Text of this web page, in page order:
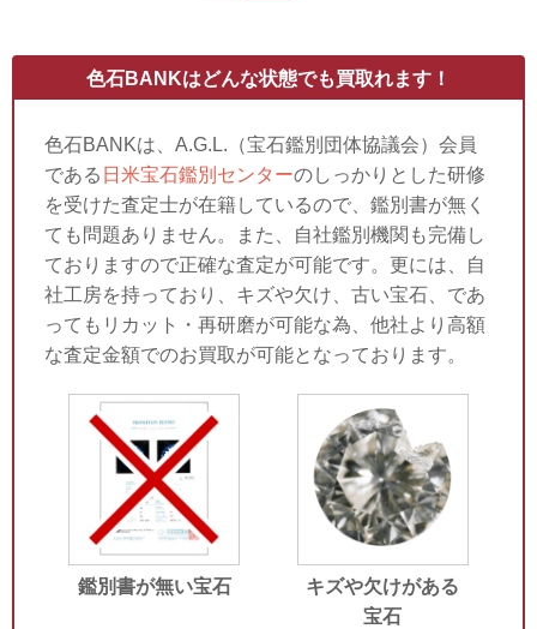
色石BANKはどんな状態でも買取れます！
色石BANKは、A.G.L.（宝石鑑別団体協議会）会員
である 日米宝石鑑別センターのしっかりとした研修
を受けた査定士が在籍しているので、鑑別書が無く
ても問題ありません。また、自社鑑別機関も完備し
ておりますので正確な査定が可能です。更には、自
社工房を持っており、キズや欠け、古い宝石、であ
ってもリカット・再研磨が可能な為、他社より高額
な査定金額でのお買取が可能となっております。
鑑別書が無い宝石
キズや欠けがある
宝石